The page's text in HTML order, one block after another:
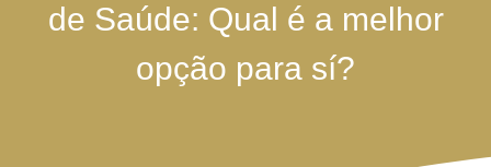
de Saúde: Qual é a melhor
opção para sí?